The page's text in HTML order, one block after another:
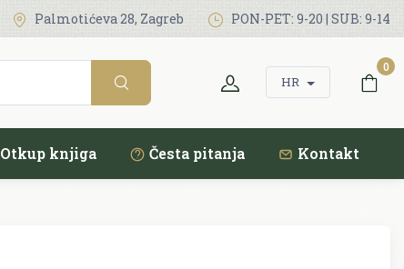
Palmotićeva 28, Zagreb PON-PET: 9-20 | SUB: 9-14
HR
0
Otkup knjiga Česta pitanja Kontakt